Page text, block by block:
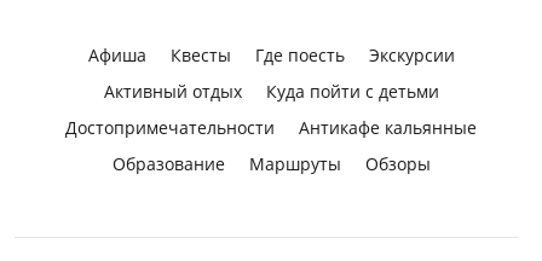
Афиша Квесты Где поесть
Экскурсии
Активный отдых
Куда пойти с детьми
Достопримечательности
Антикафе кальянные
Образование
Маршруты Обзоры